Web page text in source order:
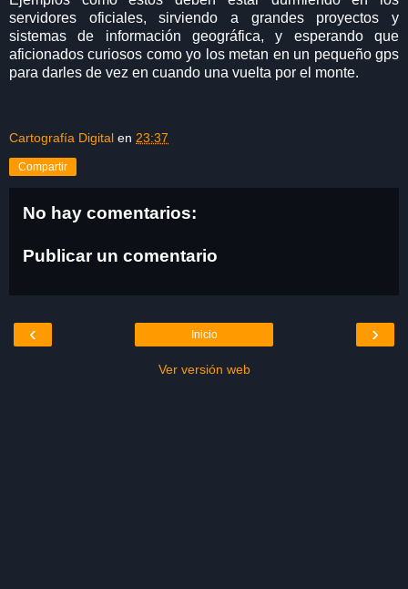
servidores oficiales, sirviendo a grandes proyectos y
sistemas de información geográfica, y esperando que
aficionados curiosos como yo los metan en un pequeño gps
para darles de vez en cuando una vuelta por el monte.
Cartografía Digital en 23:37
Compartir
No hay comentarios:
Publicar un comentario
‹ ›
Inicio
Ver versión web